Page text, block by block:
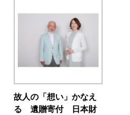
故人の「想い」かなえ
る 遺贈寄付 日本財